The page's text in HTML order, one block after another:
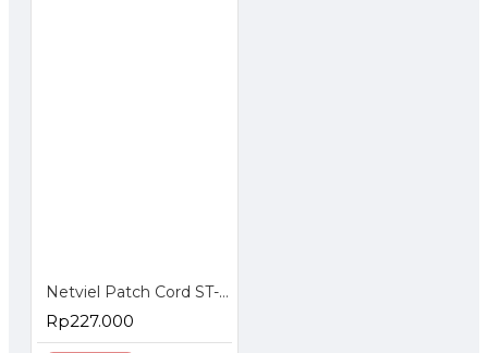
Netviel Patch Cord ST-SC Singlemode
Rp227.000